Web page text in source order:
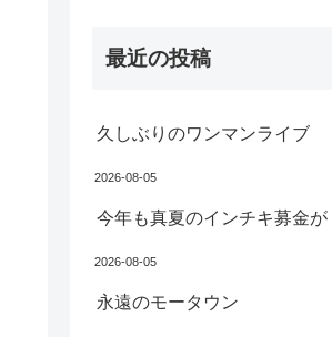
最近の投稿
久しぶりのワンマンライブ
2026-08-05
今年も真夏のインチキ募金が
2026-08-05
永遠のモータウン